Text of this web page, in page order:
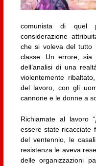
comunista di quel
considerazione
che si voleva del tutto
classe. Un errore,
dell’analisi di una
violentemente
del lavoro, con gli
cannone e le donne a
Richiamate al lavoro “
essere state ricacciate
del ventennio, le
resistenza le aveva
delle organizzazioni